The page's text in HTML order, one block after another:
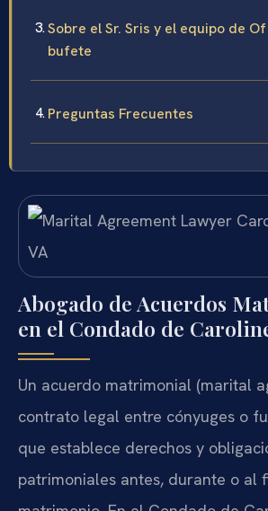
Sobre el Sr. Sris y el equipo de
bufete
Preguntas Frecuentes
Abogado de Acuerdos
en el Condado de
Un acuerdo matrimonial (marital
contrato legal entre cónyuges o
que establece derechos y
patrimoniales antes, durante o al